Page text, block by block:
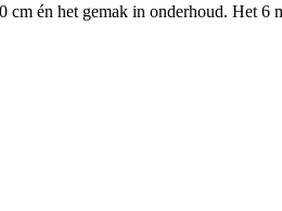
én het gemak in onderhoud. Het 6